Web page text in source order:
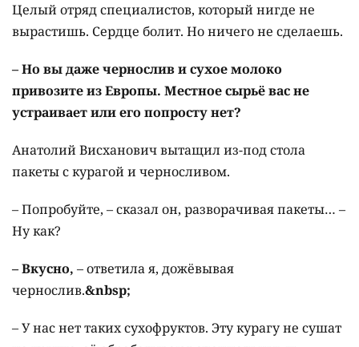
Целый отряд специалистов, который нигде не
вырастишь. Сердце болит. Но ничего не сделаешь.
– Но вы даже чернослив и сухое молоко
привозите из Европы. Местное сырьё вас не
устраивает или его попросту нет?
Анатолий Висханович вытащил из-под стола
пакеты с курагой и черносливом.
– Попробуйте, – сказал он, разворачивая пакеты… –
Ну как?
– Вкусно, – ответила я, дожёвывая
чернослив.&nbsp;
– У нас нет таких сухофруктов. Эту курагу не сушат